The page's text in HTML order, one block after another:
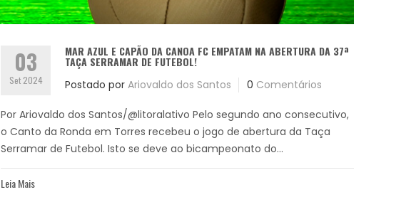
03
Set 2024
MAR AZUL E CAPÃO DA CANOA FC EMPATAM NA ABERTURA DA 37ª
TAÇA SERRAMAR DE FUTEBOL!
Postado por Ariovaldo dos Santos 0 Comentários
Por Ariovaldo dos Santos/@litoralativo Pelo segundo ano consecutivo,
o Canto da Ronda em Torres recebeu o jogo de abertura da Taça
Serramar de Futebol. Isto se deve ao bicampeonato do...
Leia Mais